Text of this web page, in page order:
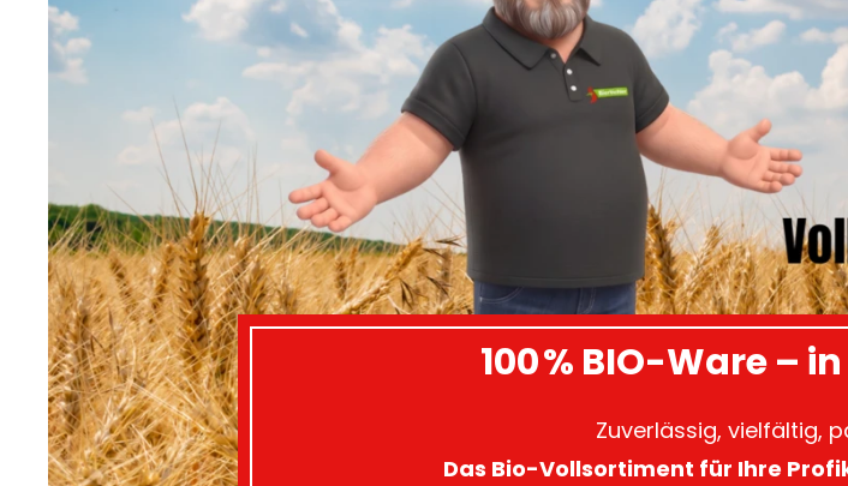
100 % BIO-Ware –
Zuverlässig, vielfältig,
Das Bio-Vollsortiment für Ihre